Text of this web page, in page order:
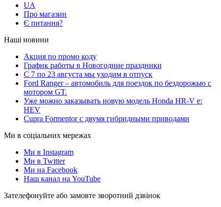
UA
Про магазин
Є питання?
Наші новини
Акция по промо коду
График работы в Новогодние праздники
С 7 по 23 августа мы уходим в отпуск
Ford Ranger – автомобиль для поездок по бездорожью с
мотором GT.
Уже можно заказывать новую модель Honda HR-V e:
HEV
Cupra Formentor с двумя гибридными приводами
Ми в соціальних мережах
Ми в Instagram
Ми в Twitter
Ми на Facebook
Наш канал на YouTube
Зателефонуйте або замовте зворотний дзвінок